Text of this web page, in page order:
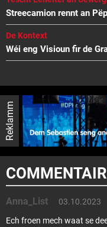
Streecamion rennt an
De Kontext
Wéi eng Visioun fir de
Reklamm
Anna_List 03.10.2023
Ech froen mech waat se